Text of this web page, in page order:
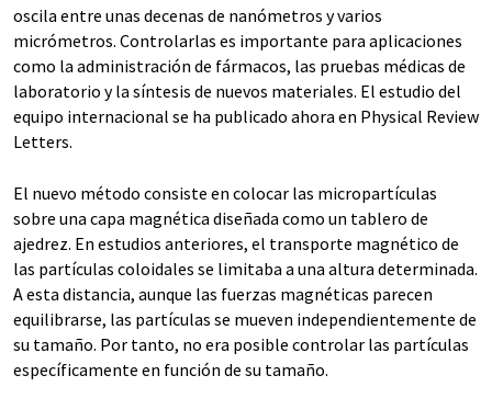
oscila entre unas decenas de nanómetros y varios
micrómetros. Controlarlas es importante para aplicaciones
como la administración de fármacos, las pruebas médicas de
laboratorio y la síntesis de nuevos materiales. El estudio del
equipo internacional se ha publicado ahora en Physical Review
Letters.
El nuevo método consiste en colocar las micropartículas
sobre una capa magnética diseñada como un tablero de
ajedrez. En estudios anteriores, el transporte magnético de
las partículas coloidales se limitaba a una altura determinada.
A esta distancia, aunque las fuerzas magnéticas parecen
equilibrarse, las partículas se mueven independientemente de
su tamaño. Por tanto, no era posible controlar las partículas
específicamente en función de su tamaño.